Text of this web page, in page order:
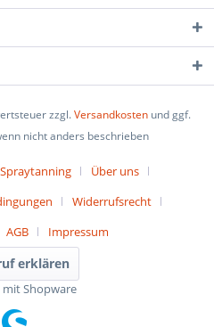
zzgl.Versandkosten und ggf.
nicht anders beschrieben
Über uns
Widerrufsrecht
AGB Impressum
erklären
mit Shopware